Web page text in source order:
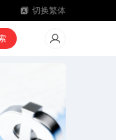
切换繁体